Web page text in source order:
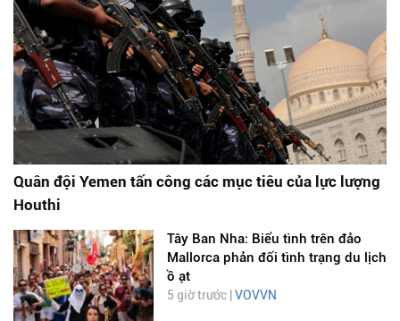
Quân đội Yemen tấn công các mục tiêu của lực lượng
Houthi
Tây Ban Nha: Biểu tình trên đảo
Mallorca phản đối tình trạng du lịch
ồ ạt
5 giờ trước | VOVVN